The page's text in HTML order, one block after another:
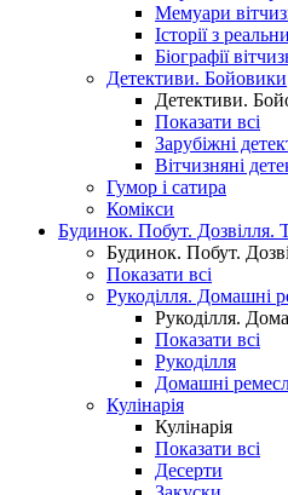
Мемуари
Історії з
Біографії
Детективи. Бойовики
Детективи.
Показати всі
Зарубіжні
Вітчизняні
Гумор і сатира
Комікси
Будинок. Побут. Дозвілля.
Будинок. Побут.
Показати всі
Рукоділля. Домашні
Рукоділля.
Показати всі
Рукоділля
Домашні
Кулінарія
Кулінарія
Показати всі
Десерти